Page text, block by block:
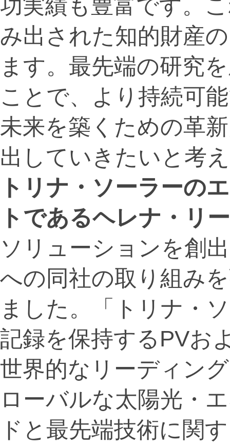
功実績も豊富です。
み出された知的財産
ます。最先端の研究
ことで、より持続可
未来を築くための革
出していきたいと考
トリナ・ソーラーの
トであるヘレナ・リ
ソリューションを創
への同社の取り組み
ました。「トリナ・
記録を保持するPVお
世界的なリーディン
ローバルな太陽光・
ドと最先端技術に関